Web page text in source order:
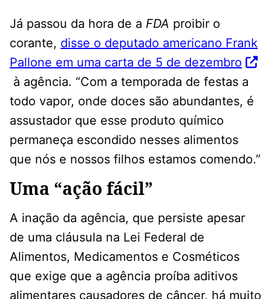
Já passou da hora de a FDA proibir o
corante, disse o deputado americano Frank
Pallone em uma carta de 5 de dezembro
à agência. “Com a temporada de festas a
todo vapor, onde doces são abundantes, é
assustador que esse produto químico
permaneça escondido nesses alimentos
que nós e nossos filhos estamos comendo.”
Uma “ação fácil”
A inação da agência, que persiste apesar
de uma cláusula na Lei Federal de
Alimentos, Medicamentos e Cosméticos
que exige que a agência proíba aditivos
alimentares causadores de câncer, há muito